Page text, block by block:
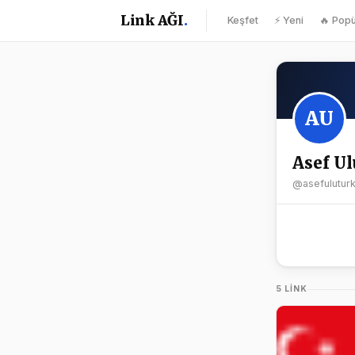
Link AĞI. Keşfet ⚡ Yeni 🔥
AU
Asef
@asefuluturk
5 LINK